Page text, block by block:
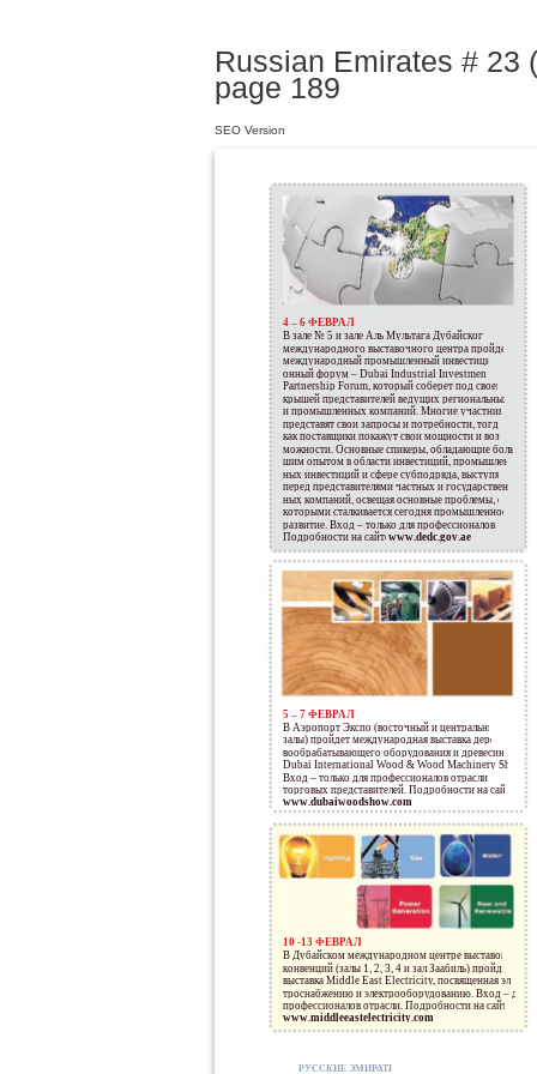
Russian Emirates # 23
page 189
РУССКИЕ ЭМИРАТЫ
5 – 7 ФЕВРАЛЯ
В Аэропорт Экспо (восточный и центральный
залы) пройдет международная выставка дере-
вообрабатывающего оборудования и древесины
Dubai International Wood & Wood Machinery Show.
Вход – только для профессионалов отрасли и
торговых представителей. Подробности на сайте
www.dubaiwoodshow.com
10 -13 ФЕВРАЛЯ
В Дубайском международном центре выставок и
конвенций (залы 1, 2, 3, 4 и зал Заабиль) пройдет
выставка Middle East Electricity, посвященная элек-
троснабжению и электрооборудованию. Вход – для
профессионалов отрасли. Подробности на сайте
www.middleeastelectricity.com
4 – 6 ФЕВРАЛЯ
В зале № 5 и зале Аль Мультага Дубайского
международного выставочного центра пройдет
международный промышленный инвестици-
онный форум – Dubai Industrial Investment &
Partnership Forum, который соберет под своей
крышей представителей ведущих региональных
и промышленных компаний. Многие участники
представят свои запросы и потребности, тогда
как поставщики покажут свои мощности и воз-
можности. Основные спикеры, обладающие боль-
шим опытом в области инвестиций, промышлен-
ных инвестиций и сфере субподряда, выступят
перед представителями частных и государствен-
ных компаний, освещая основные проблемы, с
которыми сталкивается сегодня промышленное
развитие. Вход – только для профессионалов.
Подробности на сайтеwww.dedc.gov.ae
SEO Version